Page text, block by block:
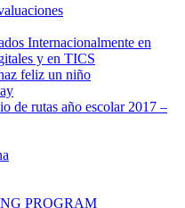
Internacionalmente en
y en TICS
feliz un niño
de rutas año escolar 2017 –
PROGRAM